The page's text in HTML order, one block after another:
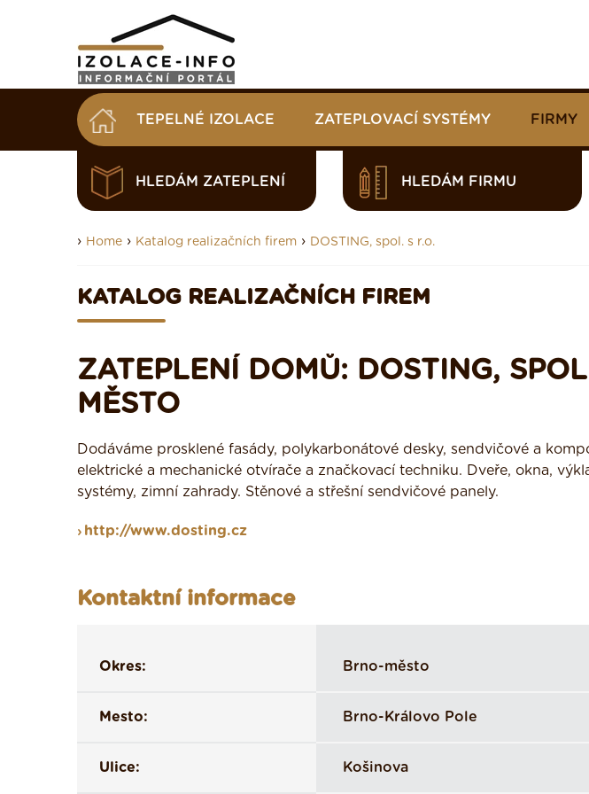
TEPELNÉ IZOLACE ZATEPLOVACÍ SYSTÉMY FIRMY
HLEDÁM ZATEPLENÍ HLEDÁM FIRMU
› Home › Katalog realizačních firem › DOSTING, spol. s r.o.
KATALOG REALIZAČNÍCH FIREM
ZATEPLENÍ DOMŮ: DOSTING,
MĚSTO
Dodáváme prosklené fasády, polykarbonátové desky, sendvičové a
elektrické a mechanické otvírače a značkovací techniku. Dveře, okna,
systémy, zimní zahrady. Stěnové a střešní sendvičové panely.
http://www.dosting.cz
Kontaktní informace
Okres: Brno-město
Mesto: Brno-Královo Pole
Ulice: Košinova